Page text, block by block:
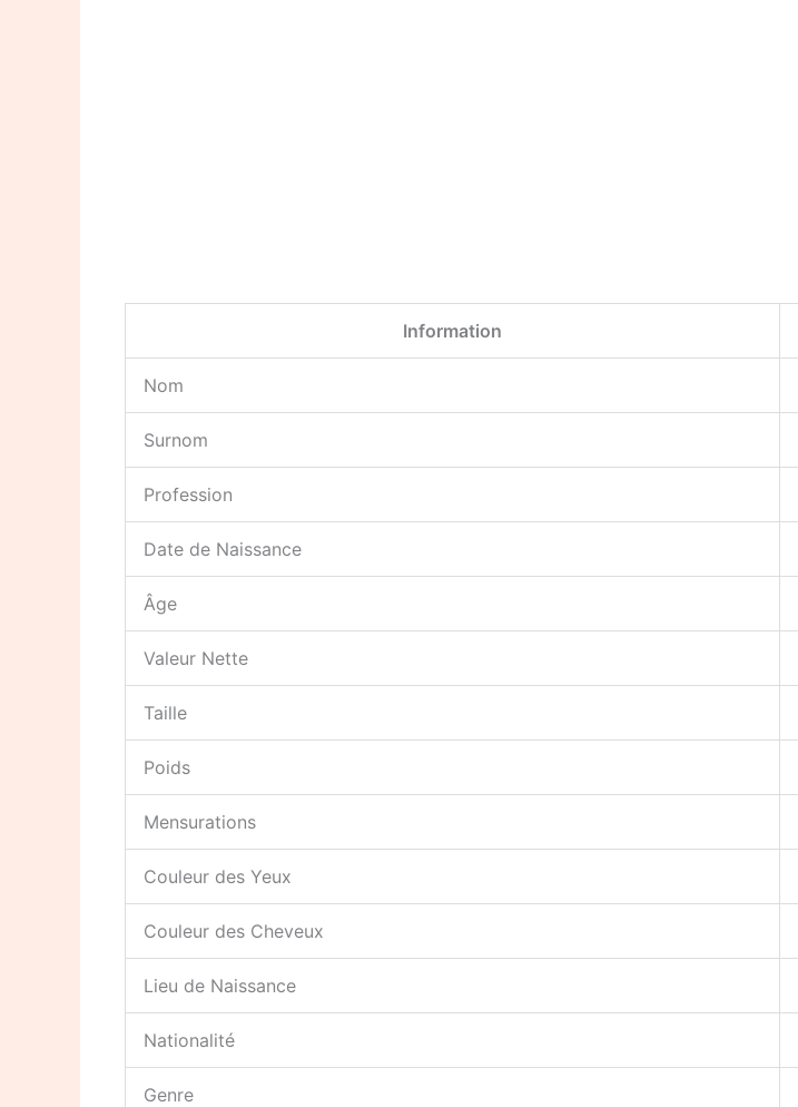
Information
Nom
Surnom
Profession
Date de Naissance
Âge
Valeur Nette
Taille
Poids
Mensurations
Couleur des Yeux
Couleur des Cheveux
Lieu de Naissance
Nationalité
Genre